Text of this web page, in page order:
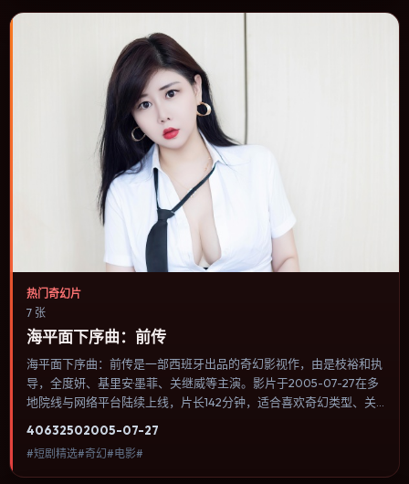
热门奇幻片
7 张
海平面下序曲：前传
海平面下序曲：前传是一部西班牙出品的奇幻影视作，由是枝裕和执
导，全度妍、基里安·墨菲、关继威等主演。影片于2005-07-27在多
地院线与网络平台陆续上线，片长142分钟，适合喜欢奇幻类型、关
推进，节奏与视听语言统一，可作为休闲观影或类型片补片的选择。
40632502005-07-27
#短剧精选#奇幻#电影#